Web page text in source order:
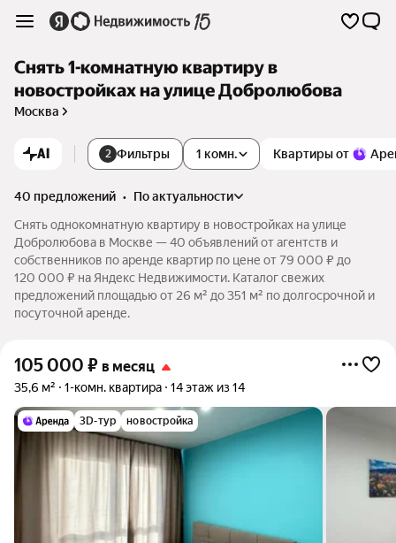
Снять 1-комнатную квартиру в
новостройках на улице Добролюбова
Москва
AI 2 Фильтры Квартиры от
1 комн.
40 предложений •
по актуальности
Снять однокомнатную квартиру в новостройках на улице
Добролюбова в Москве — 40 объявлений от агентств и
собственников по аренде квартир по цене от 79 000 ₽ до
120 000 ₽ на Яндекс Недвижимости. Каталог свежих
предложений площадью от 26 м² до 351 м² по долгосрочной и
посуточной аренде.
105 000 ₽ в месяц
35,6 м² 1-комн. квартира 14 этаж из 14
3D-тур новостройка